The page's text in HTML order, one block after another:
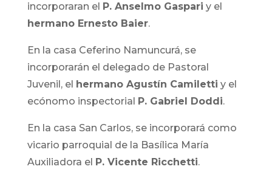
incorporaran el P. Anselmo Gaspari y el
hermano Ernesto Baier.
En la casa Ceferino Namuncurá, se
incorporarán el delegado de Pastoral
Juvenil, el hermano Agustín Camiletti y el
ecónomo inspectorial
P. Gabriel Doddi.
En la casa San Carlos, se incorporará como
vicario parroquial de la Basílica María
Auxiliadora el P. Vicente Ricchetti.